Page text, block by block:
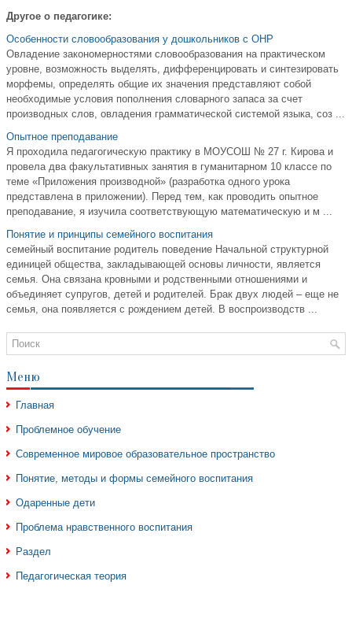
Другое о педагогике:
Особенности словообразования у дошкольников с ОНР
Овладение закономерностями словообразования на практическом
уровне, возможность выделять, дифференцировать и синтезировать
морфемы, определять общие их значения представляют собой
необходимые условия пополнения словарного запаса за счет
производных слов, овладения грамматической системой языка, соз ...
Опытное преподавание
Я проходила педагогическую практику в МОУСОШ № 27 г. Кирова и
провела два факультативных занятия в гуманитарном 10 классе по
теме «Приложения производной» (разработка одного урока
представлена в приложении). Перед тем, как проводить опытное
преподавание, я изучила соответствующую математическую и м ...
Понятие и принципы семейного воспитания
семейный воспитание родитель поведение Начальной структурной
единицей общества, закладывающей основы личности, является
семья. Она связана кровными и родственными отношениями и
объединяет супругов, детей и родителей. Брак двух людей – еще не
семья, она появляется с рождением детей. В воспроизводств ...
Меню
Главная
Проблемное обучение
Современное мировое образовательное пространство
Понятие, методы и формы семейного воспитания
Одаренные дети
Проблема нравственного воспитания
Раздел
Педагогическая теория